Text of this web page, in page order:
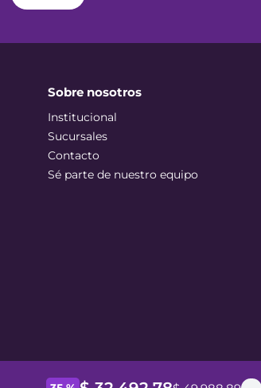
Sobre nosotros
Institucional
Sucursales
Contacto
Sé parte de nuestro equipo